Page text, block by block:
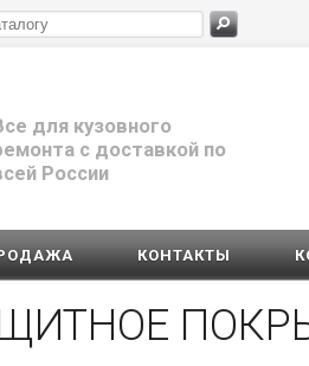
для кузовного
с доставкой по
России
КОНТАКТЫ